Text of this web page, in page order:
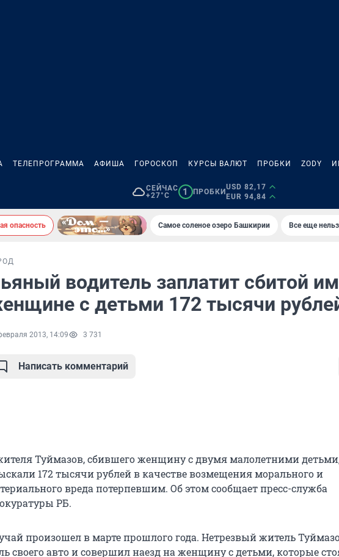
ТЕЛЕПРОГРАММА АФИША ГОРОСКОП КУРСЫ ВАЛЮТ ПРОБКИ ZODY
СЕЙЧАС
+27°C
1 ПРОБКИ
USD 82,17
EUR 94,84
опасность Самое соленое озеро Башкирии Все еще
водитель заплатит сбитой им
с детьми 172 тысячи
2013, 14:09 3 731
Написать комментарий
Туймазов, сбившего женщину с двумя малолетними
172 тысячи рублей в качестве возмещения морального и
вреда потерпевшим. Об этом сообщает пресс-служба
РБ.
произошел в марте прошлого года. Нетрезвый житель
своего авто и совершил наезд на женщину с детьми, которые